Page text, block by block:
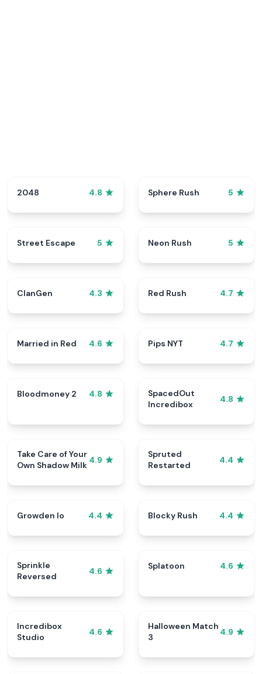
2048 4.8 Sphere Rush 5
Street Escape 5 Neon Rush 5
ClanGen 4.3 Red Rush 4.7
Married in Red 4.6 Pips NYT 4.7
Bloodmoney 2 4.8
SpacedOut
Incredibox
4.8
Take Care of Your
Own Shadow Milk 4.9
Spruted
Restarted
4.4
Growden Io 4.4 Blocky Rush 4.4
Sprinkle
Reversed
4.6
Splatoon 4.6
Incredibox
Studio
4.6
Halloween Match
3
4.9